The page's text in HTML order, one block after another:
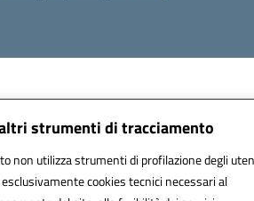
strumenti di tracciamento
non utilizza strumenti di profilazione degli
cookies tecnici necessari al